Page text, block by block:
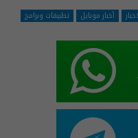
أخبار موبايل تطبيقات وبرامج